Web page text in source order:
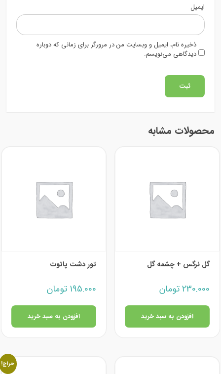
ایمیل
ذخیره نام، ایمیل و وبسایت من در مرورگر برای زمانی که دوباره
دیدگاهی می‌نویسم.
محصولات مشابه
گل نرگس + چشمه گل
230.000 تومان
افزودن به سبد خرید
تور دشت پاتوت
195.000 تومان
افزودن به سبد خرید
حراج!